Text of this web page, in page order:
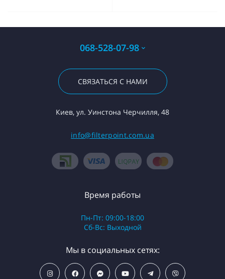
068-528-07-98
СВЯЗАТЬСЯ С НАМИ
Киев, ул. Уинстона Черчилля, 48
info@filterpoint.com.ua
Время работы
Пн-Пт: 09:00-18:00
Сб-Вс: Выходной
Мы в социальных сетях: